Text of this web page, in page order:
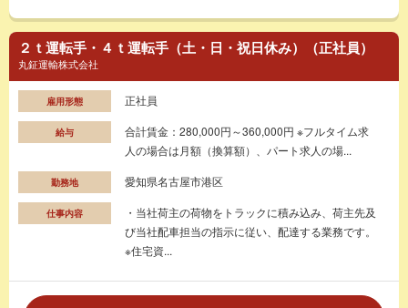
２ｔ運転手・４ｔ運転手（土・日・祝日休み）（正社員）
丸鉦運輸株式会社
雇用形態 正社員
給与
合計賃金：280,000円～360,000円 ※フルタイム求
人の場合は月額（換算額）、パート求人の場...
勤務地 愛知県名古屋市港区
仕事内容
・当社荷主の荷物をトラックに積み込み、荷主先及
び当社配車担当の指示に従い、配達する業務です。
※住宅資...